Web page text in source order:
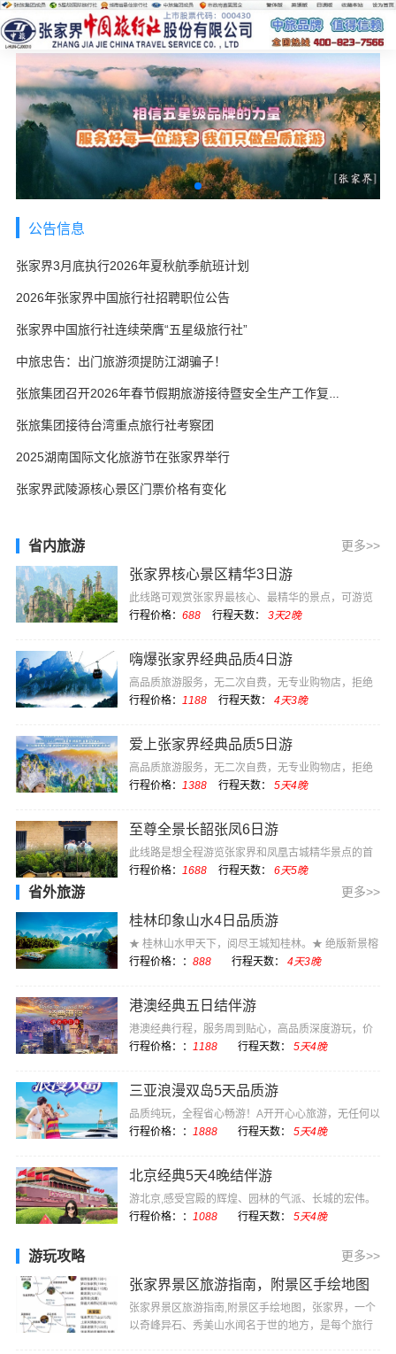
公告信息
张家界3月底执行2026年夏秋航季航班计划
2026年张家界中国旅行社招聘职位公告
张家界中国旅行社连续荣膺“五星级旅行社”
中旅忠告：出门旅游须提防江湖骗子！
张旅集团召开2026年春节假期旅游接待暨安全生产工作复盘会
张旅集团接待台湾重点旅行社考察团
2025湖南国际文化旅游节在张家界举行
张家界武陵源核心景区门票价格有变化
省内旅游 更多>>
张家界核心景区精华3日游
此线路可观赏张家界最核心、最精华的景点，可游览
电影《阿凡达》···
行程价格： 688 行程天数： 3天2晚
嗨爆张家界经典品质4日游
高品质旅游服务，无二次自费，无专业购物店，拒绝
低价坑团
行程价格： 1188 行程天数： 4天3晚
爱上张家界经典品质5日游
高品质旅游服务，无二次自费，无专业购物店，拒绝
低价坑团
行程价格： 1388 行程天数： 5天4晚
至尊全景长韶张凤6日游
此线路是想全程游览张家界和凤凰古城精华景点的首
选，长沙开始长···
行程价格： 1688 行程天数： 6天5晚
省外旅游 更多>>
桂林印象山水4日品质游
★ 桂林山水甲天下，阅尽王城知桂林。★ 绝版新景榕
杉湖，演绎着···
行程价格：： 888 行程天数： 4天3晚
港澳经典五日结伴游
港澳经典行程，服务周到贴心，高品质深度游玩，价
格实惠
行程价格：： 1188 行程天数： 5天4晚
三亚浪漫双岛5天品质游
品质纯玩，全程省心畅游！A开开心心旅游，无任何以
购物为目的的强···
行程价格：： 1888 行程天数： 5天4晚
北京经典5天4晚结伴游
游北京,感受宫殿的辉煌、园林的气派、长城的宏伟。
感受现代化国际···
行程价格：： 1088 行程天数： 5天4晚
游玩攻略 更多>>
张家界景区旅游指南，附景区手绘地图
张家界景区旅游指南,附景区手绘地图，张家界，一个
以奇峰异石、秀美山水闻名于世的地方，是每个旅行